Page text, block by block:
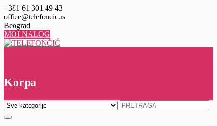
Skip
to
content
+381 61 301 49 43
office@telefoncic.rs
Beograd
MOJ NALOG
Korpa